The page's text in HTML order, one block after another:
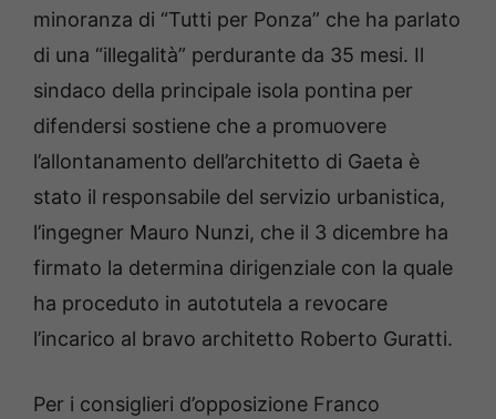
minoranza di “Tutti per Ponza” che ha parlato
di una “illegalità” perdurante da 35 mesi. Il
sindaco della principale isola pontina per
difendersi sostiene che a promuovere
l’allontanamento dell’architetto di Gaeta è
stato il responsabile del servizio urbanistica,
l’ingegner Mauro Nunzi, che il 3 dicembre ha
firmato la determina dirigenziale con la quale
ha proceduto in autotutela a revocare
l’incarico al bravo architetto Roberto Guratti.
Per i consiglieri d’opposizione Franco